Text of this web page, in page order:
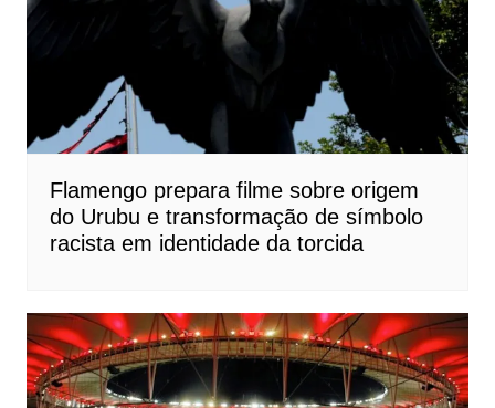
Flamengo prepara filme sobre origem
do Urubu e transformação de símbolo
racista em identidade da torcida